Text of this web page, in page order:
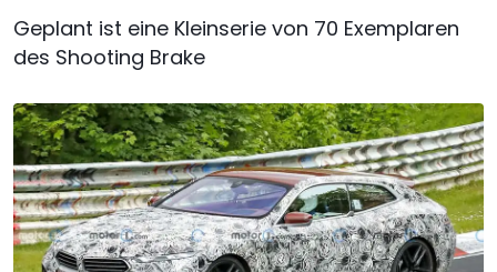
Geplant ist eine Kleinserie von 70 Exemplaren
des Shooting Brake